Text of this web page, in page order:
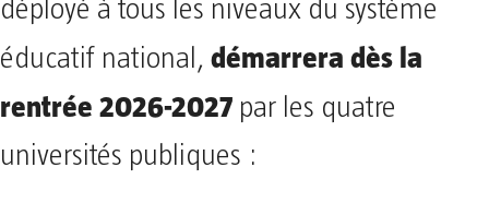
déployé à tous les niveaux du système
éducatif national, démarrera dès la
rentrée 2026-2027 par les quatre
universités publiques :